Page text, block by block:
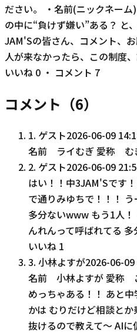
ださい。 ・名前(ニックネー
の中に“負けず嫌い”ある？ と
JAM'Sの皆さん、コメント、
人が来なかったら、この制度、
いいね 0 ・ コメント 7
コメント（6）
1. ゲスト2026-06-09
名前 ライむぎ 愛称 む
2. ゲスト2026-06-09
はい！！中3JAM'Sで
で通りみゆちで！！！
多分ないwww もう1
んれんって呼ばれてる 多
いいね 1
3. 小林よすが2026-06-09
名前 小林よすが 愛称
めっちゃある！！ あと
かは むりだけど相談と
抜けるので教えて〜 AIに